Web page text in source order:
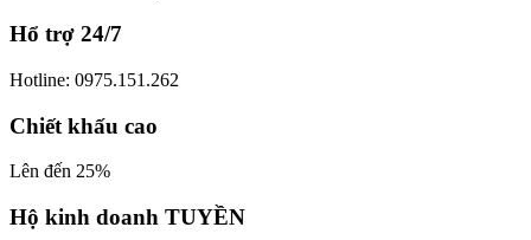
Hổ trợ 24/7
Hotline: 0975.151.262
Chiết khấu cao
Lên đến 25%
Hộ kinh doanh TUYỀN